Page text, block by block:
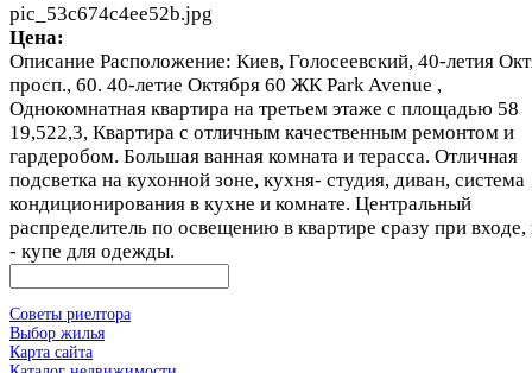
pic_53c674c4ee52b.jpg
Цена:
Описание Расположение: Киев, Голосеевский, 40-летия
просп., 60. 40-летие Октября 60 ЖК Park Avenue ,
Однокомнатная квартира на третьем этаже с площадью 58
19,522,3, Квартира с отличным качественным ремонтом и
гардеробом. Большая ванная комната и терасса. Отличная
подсветка на кухонной зоне, кухня- студия, диван, система
кондиционирования в кухне и комнате. Центральный
распределитель по освещению в квартире сразу при
- купе для одежды.
Советы риелтора
Выбор жилья
Карта сайта